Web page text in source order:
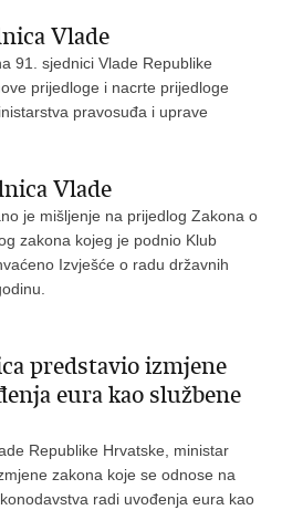
Vlade
91. sjednici Vlade Republike
prijedloge i nacrte prijedloge
pravosuđa i uprave
Vlade
je mišljenje na prijedlog Zakona o
zakona kojeg je podnio Klub
Izvješće o radu državnih
predstavio izmjene
eura kao službene
Republike Hrvatske, ministar
zakona koje se odnose na
radi uvođenja eura kao